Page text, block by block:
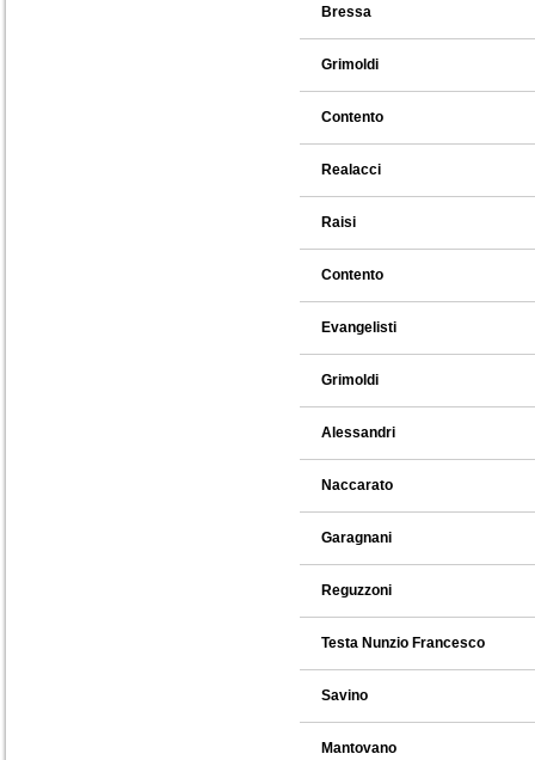
Bressa
Grimoldi
Contento
Realacci
Raisi
Contento
Evangelisti
Grimoldi
Alessandri
Naccarato
Garagnani
Reguzzoni
Testa Nunzio Francesco
Savino
Mantovano